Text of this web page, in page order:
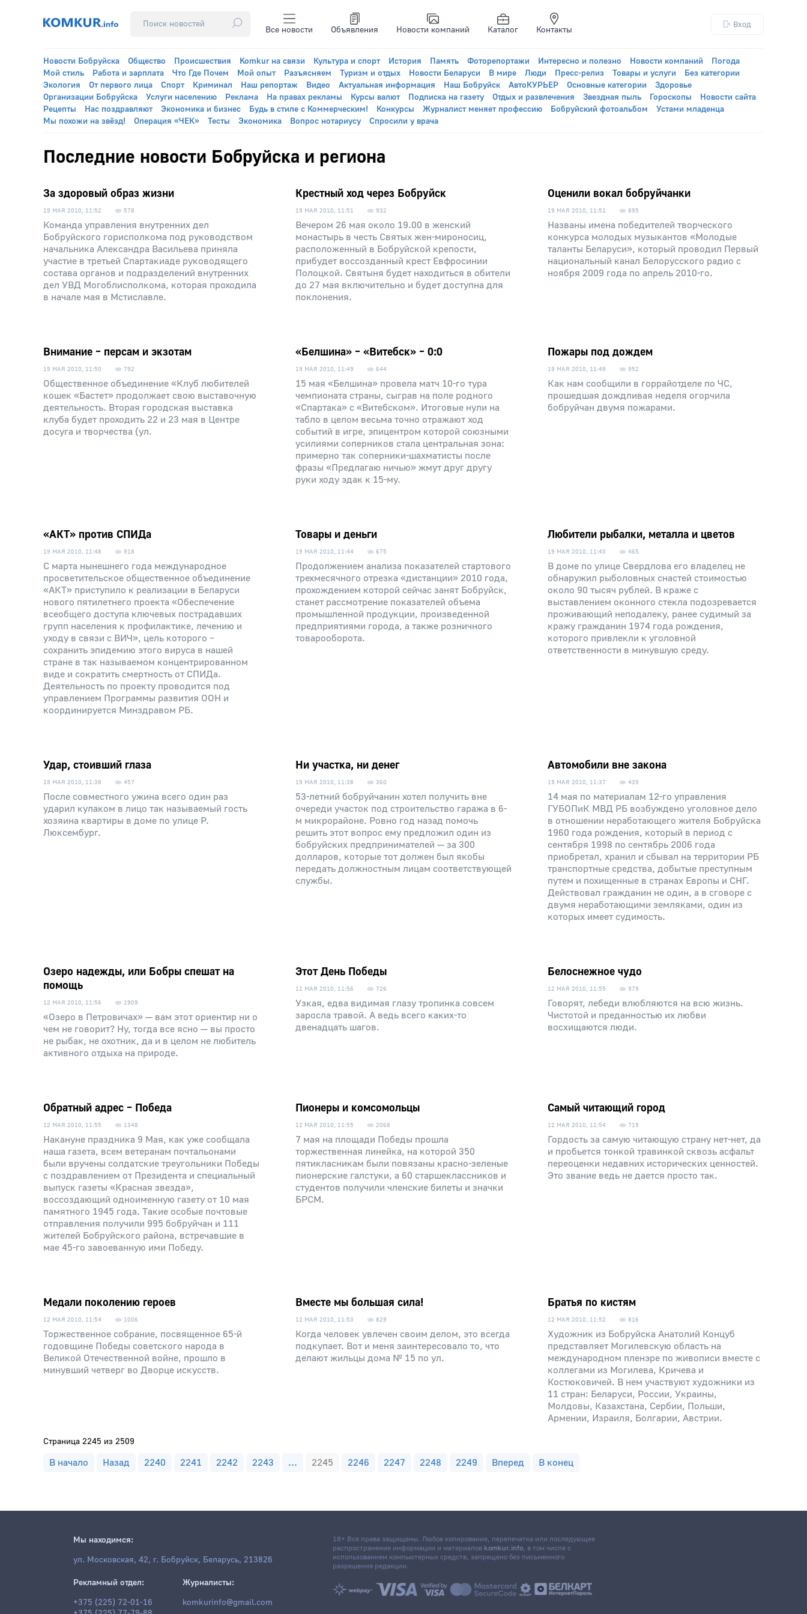
Все новости Объявления Новости компаний Каталог Контакты
Вход
Новости Бобруйска Общество Происшествия Komkur на связи Культура и спорт История Память Фоторепортажи Интересно и полезно Новости компаний
Погода
Мой стиль
Работа и зарплата Что Где Почем Мой опыт Разъясняем Туризм и отдых Новости Беларуси В мире Люди Пресс-релиз Товары и услуги
Без категории
Экология
От первого лица Спорт Криминал Наш репортаж Видео Актуальная информация Наш Бобруйск АвтоКУРЬЕР Основные категории
Здоровье
Организации Бобруйска
Услуги населению Реклама На правах рекламы Курсы валют Подписка на газету Отдых и развлечения Звездная пыль Гороскопы
Новости сайта
Рецепты
Нас поздравляют Экономика и бизнес Будь в стиле с Коммерческим! Конкурсы Журналист меняет профессию Бобруйский фотоальбом
Устами младенца
Мы похожи на звёзд!
Операция «ЧЕК» Тесты Экономика Вопрос нотариусу Спросили у врача
Последние новости Бобруйска и региона
За здоровый образ жизни
19 МАЯ 2010, 11:52 578
Команда управления внутренних дел
Бобруйского горисполкома под руководством
начальника Александра Васильева приняла
участие в третьей Спартакиаде руководящего
состава органов и подразделений внутренних
дел УВД Могоблисполкома, которая проходила
в начале мая в Мстиславле.
Крестный ход через Бобруйск
19 МАЯ 2010, 11:51 932
Вечером 26 мая около 19.00 в женский
монастырь в честь Святых жен-мироносиц,
расположенный в Бобруйской крепости,
прибудет воссозданный крест Евфросинии
Полоцкой. Святыня будет находиться в обители
до 27 мая включительно и будет доступна для
поклонения.
Оценили вокал бобруйчанки
19 МАЯ 2010, 11:51 895
Названы имена победителей творческого
конкурса молодых музыкантов «Молодые
таланты Беларуси», который проводил Первый
национальный канал Белорусского радио с
ноября 2009 года по апрель 2010-го.
Внимание – персам и экзотам
19 МАЯ 2010, 11:50 792
Общественное объединение «Клуб любителей
кошек «Бастет» продолжает свою выставочную
деятельность. Вторая городская выставка
клуба будет проходить 22 и 23 мая в Центре
досуга и творчества (ул.
«Белшина» – «Витебск» – 0:0
19 МАЯ 2010, 11:49 644
15 мая «Белшина» провела матч 10-го тура
чемпионата страны, сыграв на поле родного
«Спартака» с «Витебском». Итоговые нули на
табло в целом весьма точно отражают ход
событий в игре, эпицентром которой союзными
усилиями соперников стала центральная зона:
примерно так соперники-шахматисты после
фразы «Предлагаю ничью» жмут друг другу
руки ходу эдак к 15-му.
Пожары под дождем
19 МАЯ 2010, 11:49 952
Как нам сообщили в горрайотделе по ЧС,
прошедшая дождливая неделя огорчила
бобруйчан двумя пожарами.
«АКТ» против СПИДа
19 МАЯ 2010, 11:48 918
С марта нынешнего года международное
просветительское общественное объединение
«АКТ» приступило к реализации в Беларуси
нового пятилетнего проекта «Обеспечение
всеобщего доступа ключевых пострадавших
групп населения к профилактике, лечению и
уходу в связи с ВИЧ», цель которого –
сохранить эпидемию этого вируса в нашей
стране в так называемом концентрированном
виде и сократить смертность от СПИДа.
Деятельность по проекту проводится под
управлением Программы развития ООН и
координируется Минздравом РБ.
Товары и деньги
19 МАЯ 2010, 11:44 675
Продолжением анализа показателей стартового
трехмесячного отрезка «дистанции» 2010 года,
прохождением которой сейчас занят Бобруйск,
станет рассмотрение показателей объема
промышленной продукции, произведенной
предприятиями города, а также розничного
товарооборота.
Любители рыбалки, металла и цветов
19 МАЯ 2010, 11:43 465
В доме по улице Свердлова его владелец не
обнаружил рыболовных снастей стоимостью
около 90 тысяч рублей. В краже с
выставлением оконного стекла подозревается
проживающий неподалеку, ранее судимый за
кражу гражданин 1974 года рождения,
которого привлекли к уголовной
ответственности в минувшую среду.
Удар, стоивший глаза
19 МАЯ 2010, 11:38 457
После совместного ужина всего один раз
ударил кулаком в лицо так называемый гость
хозяина квартиры в доме по улице Р.
Люксембург.
Ни участка, ни денег
19 МАЯ 2010, 11:38 360
53-летний бобруйчанин хотел получить вне
очереди участок под строительство гаража в 6-
м микрорайоне. Ровно год назад помочь
решить этот вопрос ему предложил один из
бобруйских предпринимателей — за 300
долларов, которые тот должен был якобы
передать должностным лицам соответствующей
службы.
Автомобили вне закона
19 МАЯ 2010, 11:37 439
14 мая по материалам 12-го управления
ГУБОПиК МВД РБ возбуждено уголовное дело
в отношении неработающего жителя Бобруйска
1960 года рождения, который в период с
сентября 1998 по сентябрь 2006 года
приобретал, хранил и сбывал на территории РБ
транспортные средства, добытые преступным
путем и похищенные в странах Европы и СНГ.
Действовал гражданин не один, а в сговоре с
двумя неработающими земляками, один из
которых имеет судимость.
Озеро надежды, или Бобры спешат на
помощь
12 МАЯ 2010, 11:56 1909
«Озеро в Петровичах» — вам этот ориентир ни о
чем не говорит? Ну, тогда все ясно — вы просто
не рыбак, не охотник, да и в целом не любитель
активного отдыха на природе.
Этот День Победы
12 МАЯ 2010, 11:56 726
Узкая, едва видимая глазу тропинка совсем
заросла травой. А ведь всего каких-то
двенадцать шагов.
Белоснежное чудо
12 МАЯ 2010, 11:55 979
Говорят, лебеди влюбляются на всю жизнь.
Чистотой и преданностью их любви
восхищаются люди.
Обратный адрес – Победа
12 МАЯ 2010, 11:55 1348
Накануне праздника 9 Мая, как уже сообщала
наша газета, всем ветеранам почтальонами
были вручены солдатские треугольники Победы
с поздравлением от Президента и специальный
выпуск газеты «Красная звезда»,
воссоздающий одноименную газету от 10 мая
памятного 1945 года. Такие особые почтовые
отправления получили 995 бобруйчан и 111
жителей Бобруйского района, встречавшие в
мае 45-го завоеванную ими Победу.
Пионеры и комсомольцы
12 МАЯ 2010, 11:55 2068
7 мая на площади Победы прошла
торжественная линейка, на которой 350
пятикласникам были повязаны красно-зеленые
пионерские галстуки, а 60 старшеклассников и
студентов получили членские билеты и значки
БРСМ.
Самый читающий город
12 МАЯ 2010, 11:54 719
Гордость за самую читающую страну нет-нет, да
и пробьется тонкой травинкой сквозь асфальт
переоценки недавних исторических ценностей.
Это звание ведь не дается просто так.
Медали поколению героев
12 МАЯ 2010, 11:54 1006
Торжественное собрание, посвященное 65-й
годовщине Победы советского народа в
Великой Отечественной войне, прошло в
минувший четверг во Дворце искусств.
Вместе мы большая сила!
12 МАЯ 2010, 11:53 829
Когда человек увлечен своим делом, это всегда
подкупает. Вот и меня заинтересовало то, что
делают жильцы дома № 15 по ул.
Братья по кистям
12 МАЯ 2010, 11:52 816
Художник из Бобруйска Анатолий Концуб
представляет Могилевскую область на
международном пленэре по живописи вместе с
коллегами из Могилева, Кричева и
Костюковичей. В нем участвуют художники из
11 стран: Беларуси, России, Украины,
Молдовы, Казахстана, Сербии, Польши,
Армении, Израиля, Болгарии, Австрии.
Страница 2245 из 2509
В начало Назад 2240 2241 2242 2243 ... 2245 2246 2247 2248 2249 Вперед В конец
Мы находимся:
ул. Московская, 42, г. Бобруйск, Беларусь, 213826
Рекламный отдел:
+375 (225) 72-01-16
Журналисты:
komkurinfo@gmail.com
18+ Все права защищены. Любое копирование, перепечатка или последующее
распространение информации и материалов komkur.info, в том числе с
использованием компьютерных средств, запрещено без письменного
разрешения редакции.